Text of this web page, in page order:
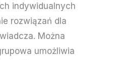
indywidualnych
rozwiązań dla
Można
umożliwia